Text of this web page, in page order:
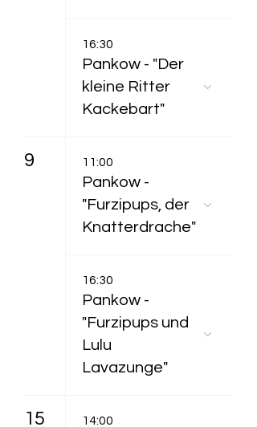
16:30
Pankow - "Der
kleine Ritter
Kackebart"
9 11:00
Pankow -
"Furzipups, der
Knatterdrache"
16:30
Pankow -
"Furzipups und
Lulu
Lavazunge"
15 14:00